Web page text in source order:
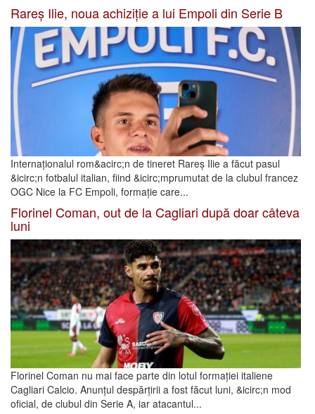
Rareș Ilie, noua achiziție a lui Empoli din Serie B
Internaționalul rom&acirc;n de tineret Rareș Ilie a făcut pasul
&icirc;n fotbalul italian, fiind &icirc;mprumutat de la clubul francez
OGC Nice la FC Empoli, formație care...
Florinel Coman, out de la Cagliari după doar câteva
luni
Florinel Coman nu mai face parte din lotul formației italiene
Cagliari Calcio. Anunțul despărțirii a fost făcut luni, &icirc;n mod
oficial, de clubul din Serie A, iar atacantul...